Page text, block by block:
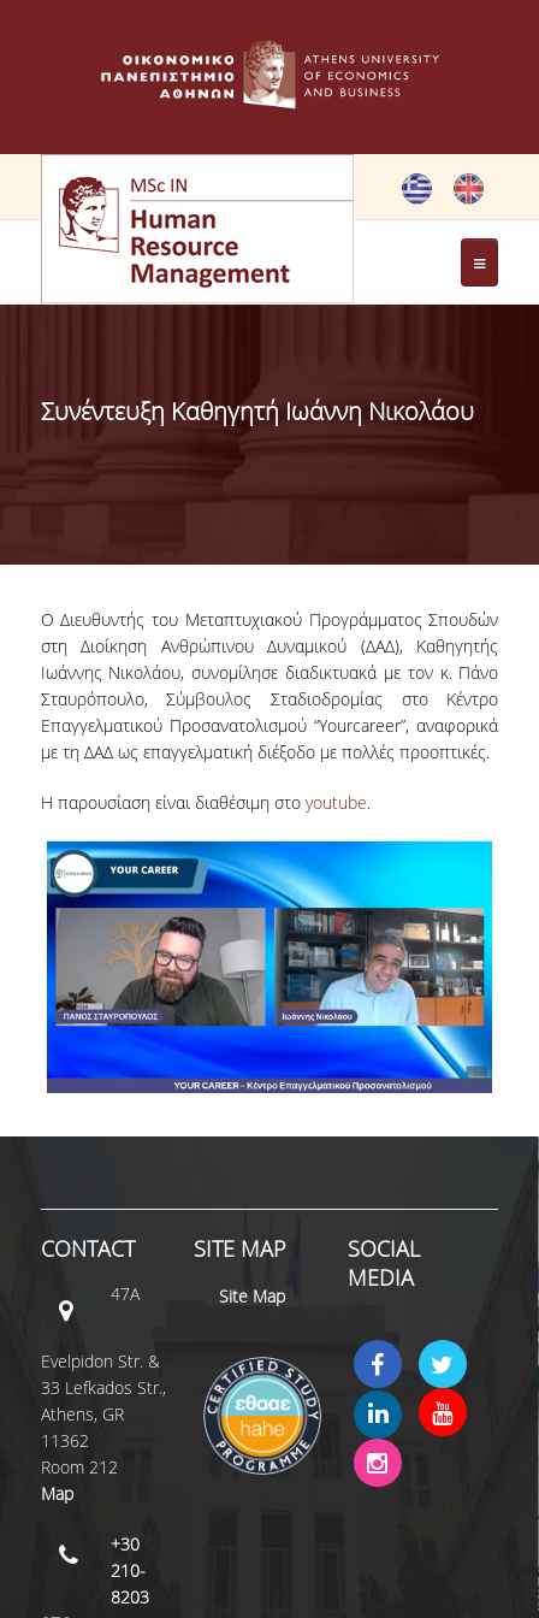
GREETING FROM THE DIRECTOR OF THE MSC PROGRAM
GREETING FROM THE FOUNDER
INFRASTRUCTURES
PROGRAM COURSES
MSC IN HRM GUIDE
APPLICATIONS
TUITION FEES - SCHOLARSHIPS
ACTIVE STUDENTS
FULL TIME PROGRAM
PART TIME PROGRAM
HR STORIES
RESEARCH
FACULTY AND STAFF
RESIDENT FACULTY MEMNBERS
Συνέντευξη Καθηγητή Ιωάννη Νικολάου
Ο Διευθυντής του Μεταπτυχιακού Προγράμματος Σπουδών
στη Διοίκηση Ανθρώπινου Δυναμικού (ΔΑΔ), Καθηγητής
Ιωάννης Νικολάου, συνομίλησε διαδικτυακά με τον κ. Πάνο
Σταυρόπουλο, Σύμβουλος Σταδιοδρομίας στο Κέντρο
Επαγγελματικού Προσανατολισμού “Yourcareer”, αναφορικά
με τη ΔΑΔ ως επαγγελματική διέξοδο με πολλές προοπτικές.
Η παρουσίαση είναι διαθέσιμη στο youtube.
CONTACT
47A
Evelpidon Str. &
33 Lefkados Str.,
Athens, GR
11362
Room 212
Map
+30
210-
8203
SITE MAP
Site Map
SOCIAL
MEDIA